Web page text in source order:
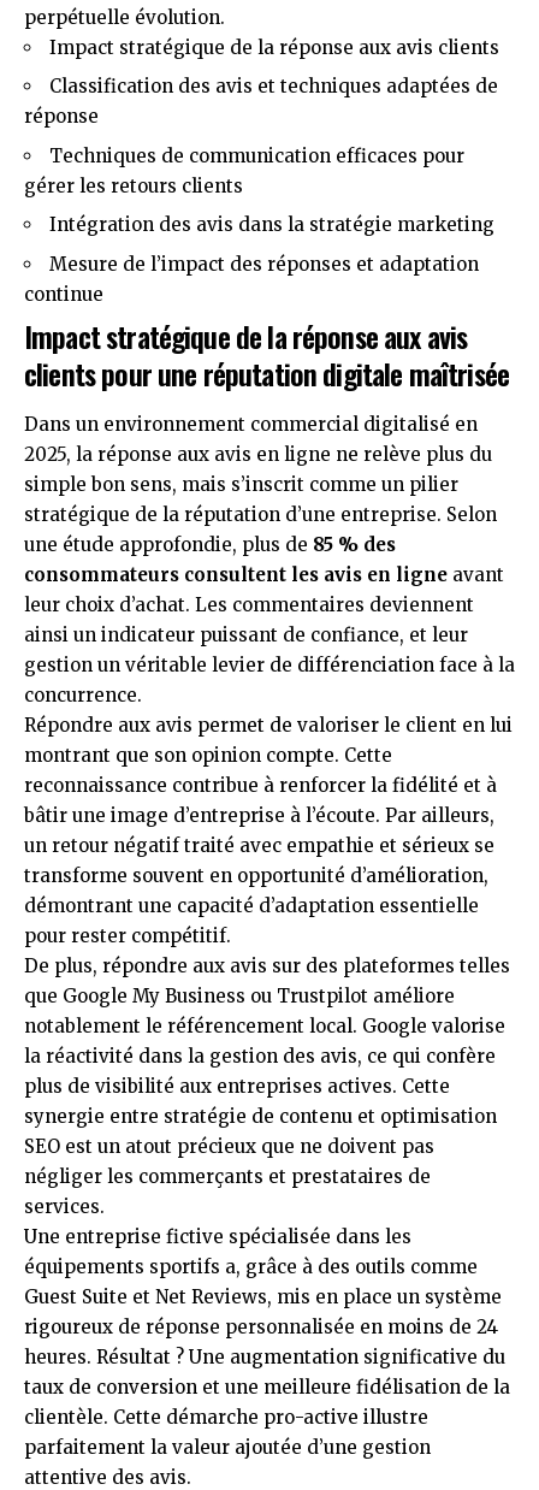
perpétuelle évolution.
Impact stratégique de la réponse aux avis clients
Classification des avis et techniques adaptées de
réponse
Techniques de communication efficaces pour
gérer les retours clients
Intégration des avis dans la stratégie marketing
Mesure de l’impact des réponses et adaptation
continue
Impact stratégique de la réponse aux avis
clients pour une réputation digitale maîtrisée
Dans un environnement commercial digitalisé en
2025, la réponse aux avis en ligne ne relève plus du
simple bon sens, mais s’inscrit comme un pilier
stratégique de la réputation d’une entreprise. Selon
une étude approfondie, plus de 85 % des
consommateurs consultent les avis en ligne avant
leur choix d’achat. Les commentaires deviennent
ainsi un indicateur puissant de confiance, et leur
gestion un véritable levier de différenciation face à la
concurrence.
Répondre aux avis permet de valoriser le client en lui
montrant que son opinion compte. Cette
reconnaissance contribue à renforcer la fidélité et à
bâtir une image d’entreprise à l’écoute. Par ailleurs,
un retour négatif traité avec empathie et sérieux se
transforme souvent en opportunité d’amélioration,
démontrant une capacité d’adaptation essentielle
pour rester compétitif.
De plus, répondre aux avis sur des plateformes telles
que Google My Business ou Trustpilot améliore
notablement le référencement local. Google valorise
la réactivité dans la gestion des avis, ce qui confère
plus de visibilité aux entreprises actives. Cette
synergie entre stratégie de contenu et optimisation
SEO est un atout précieux que ne doivent pas
négliger les commerçants et prestataires de
services.
Une entreprise fictive spécialisée dans les
équipements sportifs a, grâce à des outils comme
Guest Suite et Net Reviews, mis en place un système
rigoureux de réponse personnalisée en moins de 24
heures. Résultat ? Une augmentation significative du
taux de conversion et une meilleure fidélisation de la
clientèle. Cette démarche pro-active illustre
parfaitement la valeur ajoutée d’une gestion
attentive des avis.